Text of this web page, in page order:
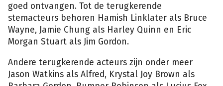
goed ontvangen. Tot de terugkerende
stemacteurs behoren Hamish Linklater als Bruce
Wayne, Jamie Chung als Harley Quinn en Eric
Morgan Stuart als Jim Gordon.
Andere terugkerende acteurs zijn onder meer
Jason Watkins als Alfred, Krystal Joy Brown als